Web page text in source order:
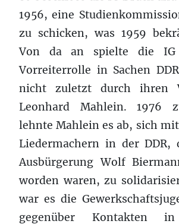
1956, eine
zu schicken, was 1959
Von da an spielte die IG
Vorreiterrolle in Sachen
nicht zuletzt durch ihren
Leonhard Mahlein. 1976
lehnte Mahlein es ab, sich
Liedermachern in der DDR,
Ausbürgerung Wolf
worden waren, zu
war es die
gegenüber Kontakten